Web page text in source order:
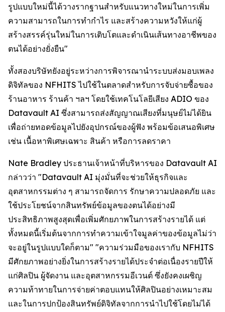
รูปแบบใหม่นี้ได้วางรากฐานสำหรับแนวทางใหม่ในการเพิ่ม
ความสามารถในการทำกำไร และสร้างความหวังให้แก่ผู้
สร้างสรรค์รุ่นใหม่ในการเติบโตและดำเนินเส้นทางอาชีพของ
ตนได้อย่างยั่งยืน"
ทั้งสองบริษัทยังอยู่ระหว่างการพิจารณานำระบบส่งมอบเพลง
ดิจิทัลของ NFHITS ไปใช้ในตลาดสำหรับการจับจ่ายซื้อของ
ร้านอาหาร ร้านค้า ฯลฯ โดยใช้เทคโนโลยีเสียง ADIO ของ
Datavault AI ซึ่งสามารถส่งสัญญาณเสียงที่มนุษย์ไม่ได้ยิน
เพื่อถ่ายทอดข้อมูลไปยังอุปกรณ์ของผู้ฟัง พร้อมข้อเสนอพิเศษ
เช่น เนื้อหาพิเศษเฉพาะ สินค้า หรือการลดราคา
Nate Bradley ประธานเจ้าหน้าที่บริหารของ Datavault AI
กล่าวว่า "Datavault AI มุ่งมั่นที่จะช่วยให้ธุรกิจและ
อุตสาหกรรมต่าง ๆ สามารถจัดการ รักษาความปลอดภัย และ
ใช้ประโยชน์จากสินทรัพย์ข้อมูลของตนได้อย่างมี
ประสิทธิภาพสูงสุดเพื่อเพิ่มศักยภาพในการสร้างรายได้ แต่
ทั้งหมดนี้เริ่มต้นจากการทำความเข้าใจมูลค่าของข้อมูลไม่ว่า
จะอยู่ในรูปแบบใดก็ตาม" "ความร่วมมือของเรากับ NFHITS
มีศักยภาพอย่างยิ่งในการสร้างรายได้ประจำต่อเนื่องรายปีให้
แก่ศิลปิน ผู้จัดงาน และอุตสาหกรรมอีเวนต์ ซึ่งยังคงเผชิญ
ความท้าทายในการจ่ายค่าตอบแทนให้ศิลปินอย่างเหมาะสม
และในการปกป้องสินทรัพย์ดิจิทัลจากการนำไปใช้โดยไม่ได้